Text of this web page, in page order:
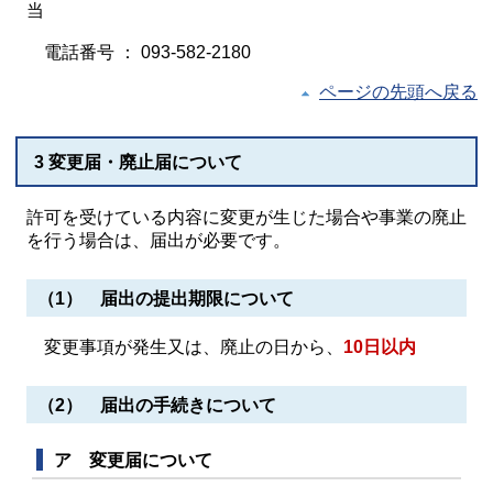
当
電話番号 ： 093-582-2180
ページの先頭へ戻る
3 変更届・廃止届について
許可を受けている内容に変更が生じた場合や事業の廃止
を行う場合は、届出が必要です。
（1） 届出の提出期限について
変更事項が発生又は、廃止の日から、 10日以内
（2） 届出の手続きについて
ア 変更届について